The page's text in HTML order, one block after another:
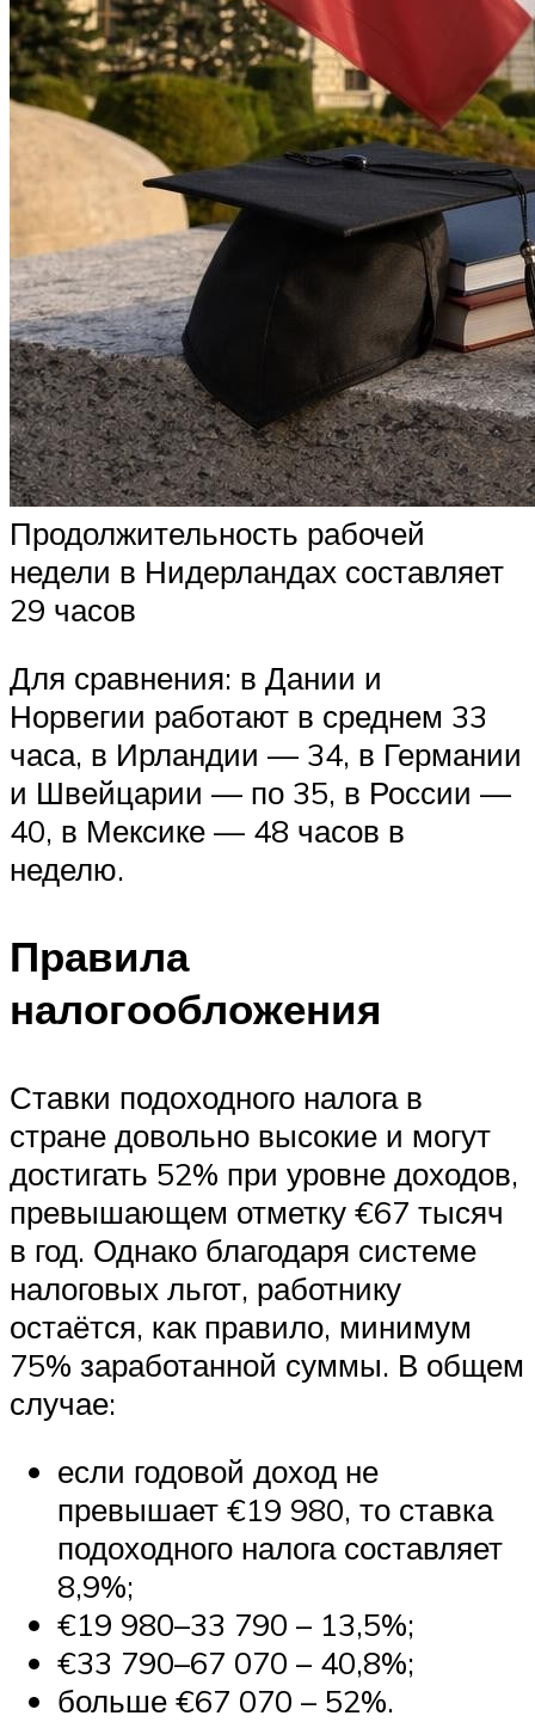
Продолжительность рабочей
недели в Нидерландах составляет
29 часов
Для сравнения: в Дании и
Норвегии работают в среднем 33
часа, в Ирландии — 34, в Германии
и Швейцарии — по 35, в России —
40, в Мексике — 48 часов в
неделю.
Правила
налогообложения
Ставки подоходного налога в
стране довольно высокие и могут
достигать 52% при уровне доходов,
превышающем отметку €67 тысяч
в год. Однако благодаря системе
налоговых льгот, работнику
остаётся, как правило, минимум
75% заработанной суммы. В общем
случае:
если годовой доход не
превышает €19 980, то ставка
подоходного налога составляет
8,9%;
€19 980–33 790 – 13,5%;
€33 790–67 070 – 40,8%;
больше €67 070 – 52%.